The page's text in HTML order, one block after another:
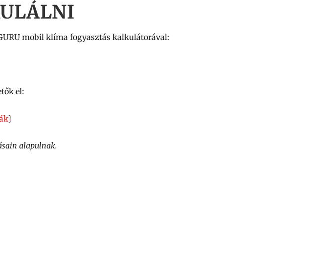
mobil klíma fogyasztás kalkulátorával:
el:
]
alapulnak.